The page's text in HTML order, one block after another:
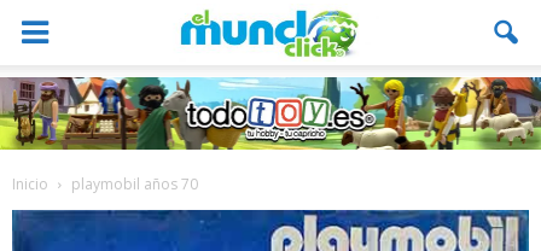
Inicio playmobil años 70